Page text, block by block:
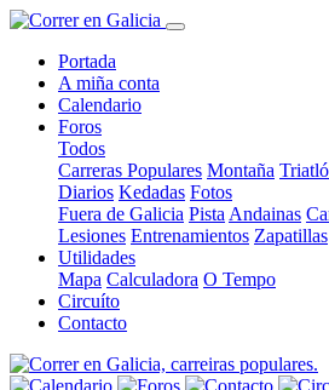
Portada
A miña conta
Calendario
Foros
Todos
Carreras Populares Montaña
Diarios Kedadas Fotos
Fuera de Galicia Pista Andainas
Lesiones Entrenamientos Zapatillas
Utilidades
Mapa Calculadora O Tempo
Circuíto
Contacto